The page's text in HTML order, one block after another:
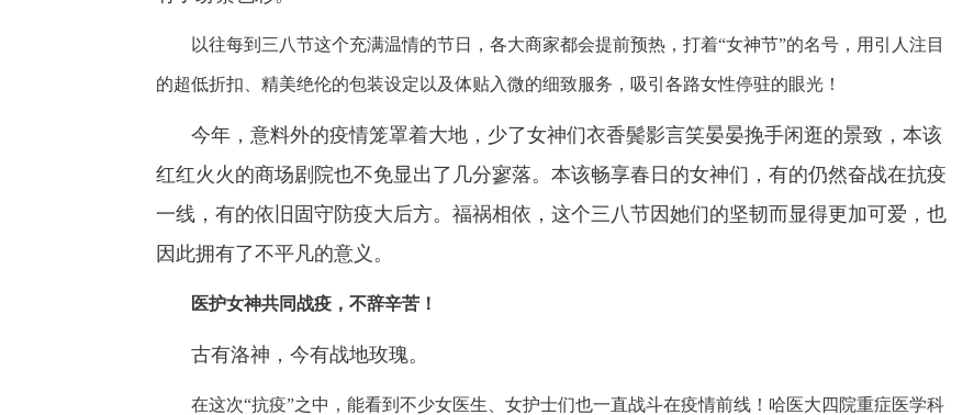
以往每到三八节这个充满温情的节日，各大商家都会提前预热，打着“女神节”的名号，用引人注目
的超低折扣、精美绝伦的包装设定以及体贴入微的细致服务，吸引各路女性停驻的眼光！
今年，意料外的疫情笼罩着大地，少了女神们衣香鬓影言笑晏晏挽手闲逛的景致，本该
红红火火的商场剧院也不免显出了几分寥落。本该畅享春日的女神们，有的仍然奋战在抗疫
一线，有的依旧固守防疫大后方。福祸相依，这个三八节因她们的坚韧而显得更加可爱，也
因此拥有了不平凡的意义。
医护女神共同战疫，不辞辛苦！
古有洛神，今有战地玫瑰。
在这次“抗疫”之中，能看到不少女医生、女护士们也一直战斗在疫情前线！哈医大四院重症医学科